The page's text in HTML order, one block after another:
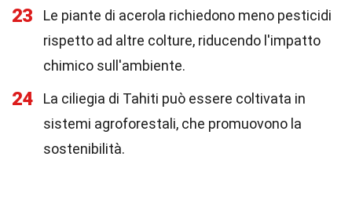
23
Le piante di acerola richiedono meno pesticidi
rispetto ad altre colture, riducendo l'impatto
chimico sull'ambiente.
24
La ciliegia di Tahiti può essere coltivata in
sistemi agroforestali, che promuovono la
sostenibilità.